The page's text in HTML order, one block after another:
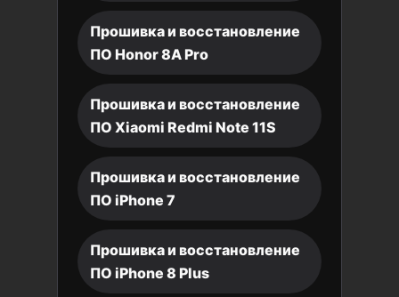
Прошивка и восстановление
ПО Honor 8A Pro
Прошивка и восстановление
ПО Xiaomi Redmi Note 11S
Прошивка и восстановление
ПО iPhone 7
Прошивка и восстановление
ПО iPhone 8 Plus